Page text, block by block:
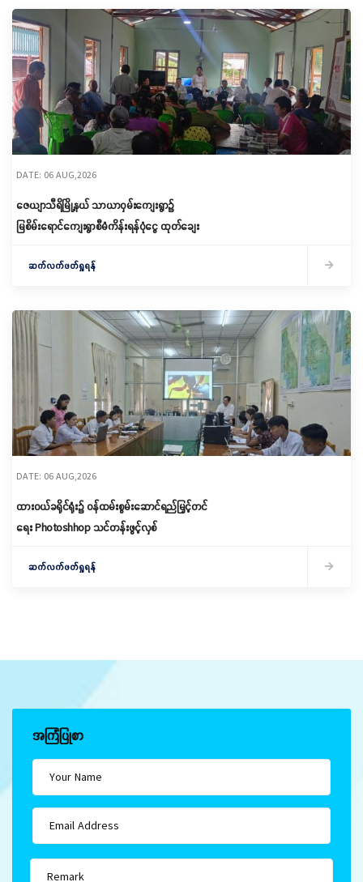
DATE: 06 AUG,2026
ဇေယျာသီရိမြို့နယ် သာယာဝှမ်းကျေးရွာ၌
မြစိမ်းရောင်ကျေးရွာစီမံကိန်းရန်ပုံငွေ ထုတ်ချေး
ဆက်လက်ဖတ်ရှုရန်
DATE: 06 AUG,2026
ထားဝယ်ခရိုင်ရုံး၌ ဝန်ထမ်းစွမ်းဆောင်ရည်မြှင့်တင်
ရေး Photoshhop သင်တန်းဖွင့်လှစ်
ဆက်လက်ဖတ်ရှုရန်
အကြံပြုစာ